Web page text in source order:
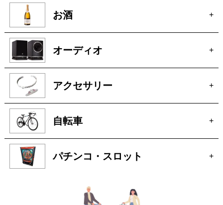
着物 +
釣具 +
お酒 +
オーディオ +
アクセサリー +